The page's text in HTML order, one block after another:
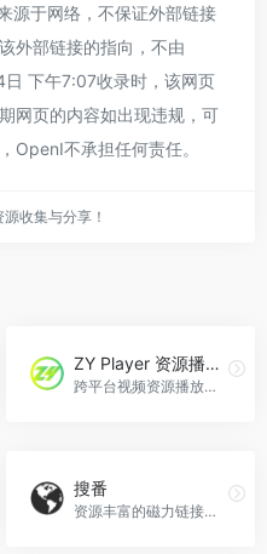
源于网络，不保证外部链接
外部链接的指向，不由
下午7:07收录时，该网页
网页的内容如出现违规，可
OpenI不承担任何责任。
收集与分享！
ZY Player 资源播放器
跨平台视频资源播放器, 简洁免费无广告
搜番
资源丰富的磁力链接搜索神器，并且大多数速度下载快，本站实时通过DHT网络获取最新的BT种子文件信息，并生成磁力链接。